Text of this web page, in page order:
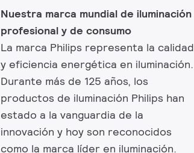
Nuestra marca mundial de iluminación
profesional y de consumo
La marca Philips representa la calidad
y eficiencia energética en iluminación.
Durante más de 125 años, los
productos de iluminación Philips han
estado a la vanguardia de la
innovación y hoy son reconocidos
como la marca líder en iluminación.